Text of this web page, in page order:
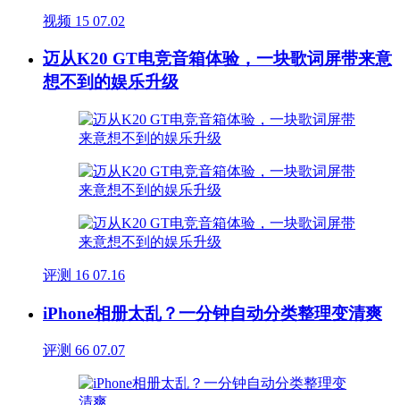
视频 15 07.02
迈从K20 GT电竞音箱体验，一块歌词屏带来意
想不到的娱乐升级
评测 16 07.16
iPhone相册太乱？一分钟自动分类整理变清爽
评测 66 07.07